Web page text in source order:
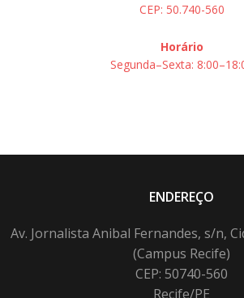
CEP: 50.740-560
Horário
Segunda–Sexta:
ENDEREÇO
Av. Jornalista Anibal Fernandes, s/n,
(Campus Recife)
CEP: 50740-560
Recife/PE